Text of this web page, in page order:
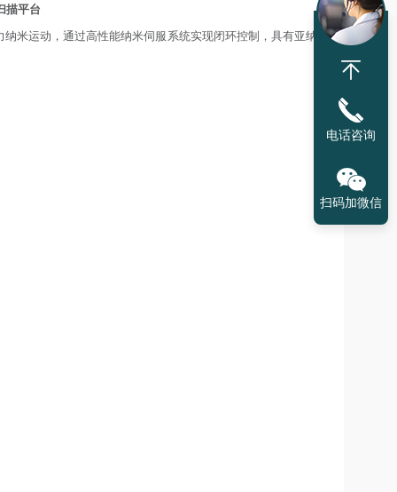
描平台
米运动，通过高性能纳米伺服系统实现闭环控制，具有亚纳
电话咨询
扫码加微信